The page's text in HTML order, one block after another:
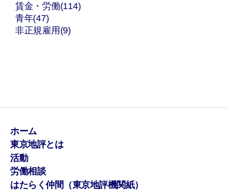
賃金・労働(114)
青年(47)
非正規雇用(9)
ホーム
東京地評とは
活動
労働相談
はたらく仲間（東京地評機関紙）